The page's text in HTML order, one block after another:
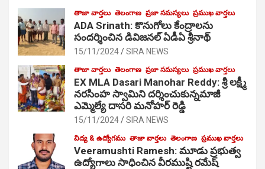
తాజా వార్తలు తెలంగాణ ప్రజా సమస్యలు ప్రముఖ వార్తలు
ADA Srinath: కొనుగోలు కేంద్రాల‌ను
సంద‌ర్శించిన డివిజనల్ ఏడీఏ శ్రీనాథ్
15/11/2024 SIRA NEWS
తాజా వార్తలు తెలంగాణ ప్రజా సమస్యలు ప్రముఖ వార్తలు
EX MLA Dasari Manohar Reddy: శ్రీ లక్ష్మీ
నరసింహ స్వామిని దర్శించుకున్నమాజీ
ఎమ్మెల్యే దాసరి మనోహర్ రెడ్డి
15/11/2024 SIRA NEWS
విద్య & ఉద్యోగము తాజా వార్తలు తెలంగాణ ప్రముఖ వార్తలు
Veeramushti Ramesh: మూడు ప్రభుత్వ
ఉద్యోగాలు సాధించిన వీరముష్టి రమేష్